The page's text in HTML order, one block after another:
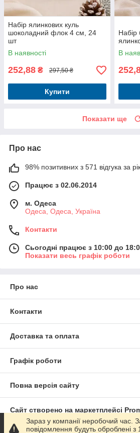
Набір ялинкових куль
шоколадний флок 4 см, 24
шт
В наявності
252,88 ₴ 297,50 ₴
Купити
Набір
В
Показати ще
Про нас
98% позитивних з 571 відгука за
Працює з 02.06.2014
м. Одеса
Одеса, Одеса, Україна
Контакти
Сьогодні працює з 10:00 до
Показати весь графік роботи
Про нас
Контакти
Доставка та оплата
Графік роботи
Повна версія сайту
Сайт створено на маркетплейсі
Зараз у компанії неробочий час.
повідомлення будуть оброблені